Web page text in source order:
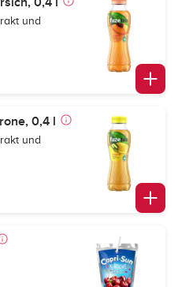
und
0,4 l
und